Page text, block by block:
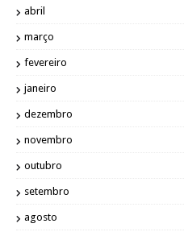
abril
março
fevereiro
janeiro
dezembro
novembro
outubro
setembro
agosto